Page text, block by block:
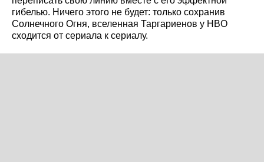
гибелью. Ничего этого не будет: только сохранив
Солнечного Огня, вселенная Таргариенов у HBO
сходится от сериала к сериалу.